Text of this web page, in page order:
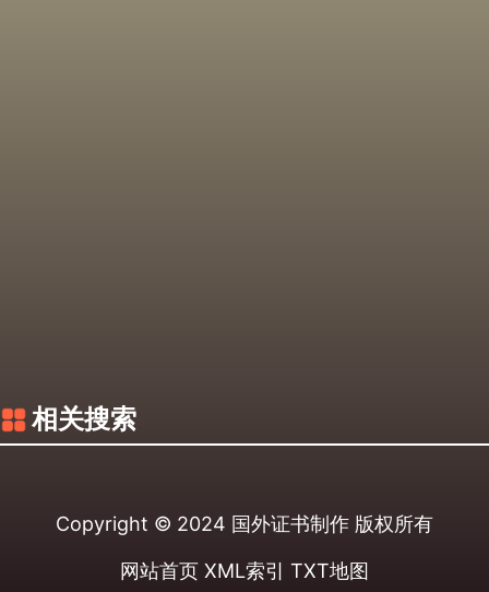
相关搜索
Copyright © 2024 国外证书制作 版权所有
网站首页 XML索引 TXT地图